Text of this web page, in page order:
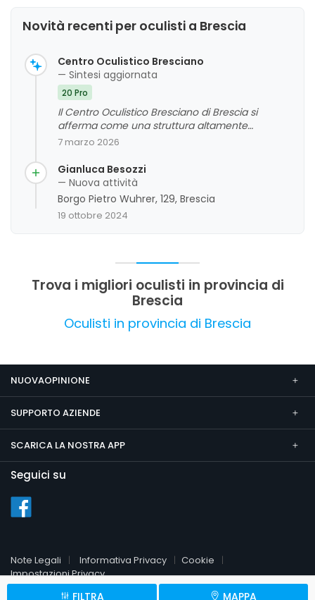
Novità recenti per oculisti a Brescia
Centro Oculistico Bresciano
— Sintesi aggiornata
20 Pro
Il Centro Oculistico Bresciano di Brescia si
afferma come una struttura altamente
professionale e competente, specializzata in
LASIK e Smile. La clientela esprime un giudizio
complessivo molto positivo riguardo alla qualità
delle prestazioni, alla preparazione dello staff e
ai risultati ottenuti, spesso definiti come
cambiamenti di vita. Si evidenzia inoltre un
un'esperienza rassicurante e soddisfacente. La
l'efficacia e la rapidità del recupero visivo,
confermando l'elevata qualità delle tecnologie
7 marzo 2026
Gianluca Besozzi
— Nuova attività
Borgo Pietro Wuhrer, 129, Brescia
19 ottobre 2024
Trova i migliori oculisti in provincia di
Brescia
Oculisti in provincia di Brescia
FILTRA MAPPA
NUOVAOPINIONE
SUPPORTO AZIENDE
SCARICA LA NOSTRA APP
Seguici su
Note Legali Informativa Privacy
Cookie
Impostazioni Privacy